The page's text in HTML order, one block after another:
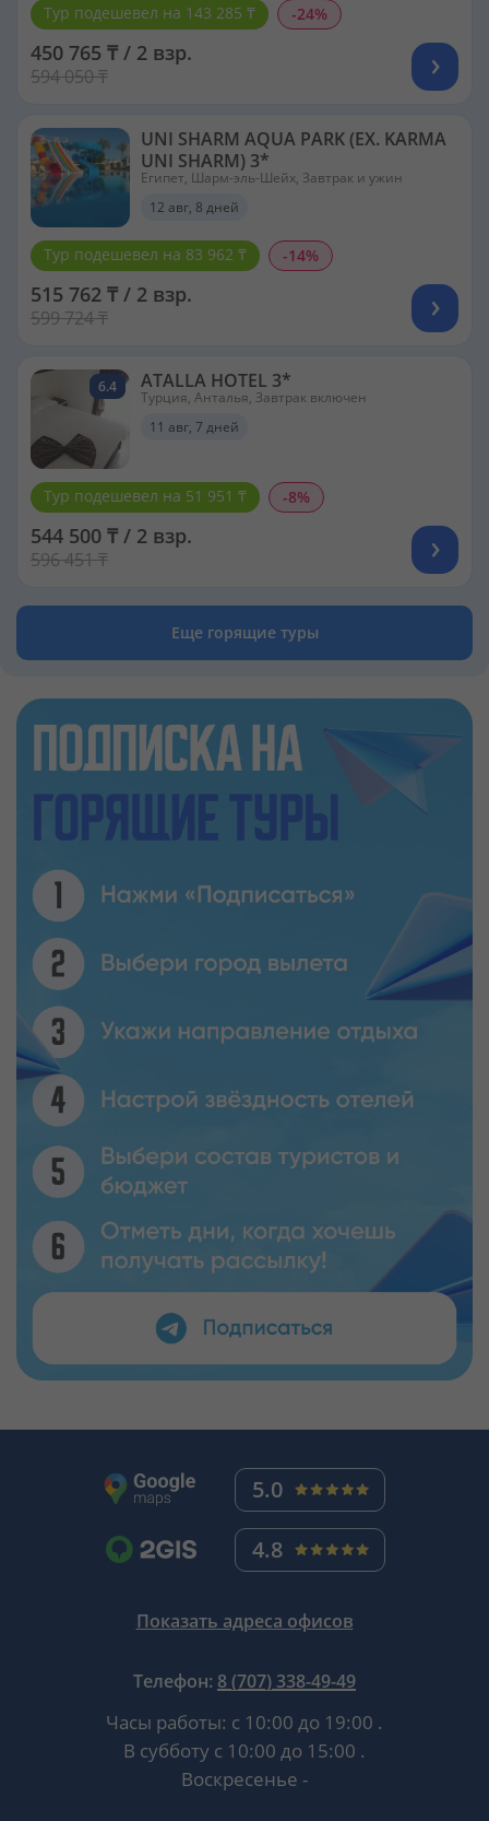
Тур подешевел на 143 285 ₸ -24%
450 765 ₸ / 2 взр.
594 050 ₸
UNI SHARM AQUA PARK (EX. KARMA
UNI SHARM) 3*
Египет, Шарм-эль-Шейх, Завтрак и ужин
12 авг, 8 дней
Тур подешевел на 83 962 ₸ -14%
515 762 ₸ / 2 взр.
599 724 ₸
6.4 ATALLA HOTEL 3*
Турция, Анталья, Завтрак включен
11 авг, 7 дней
Тур подешевел на 51 951 ₸ -8%
544 500 ₸ / 2 взр.
596 451 ₸
Еще горящие туры
5.0
4.8
Показать адреса офисов
Телефон: 8 (707) 338-49-49
Часы работы: с 10:00 до 19:00 .
В субботу с 10:00 до 15:00 .
Воскресенье -